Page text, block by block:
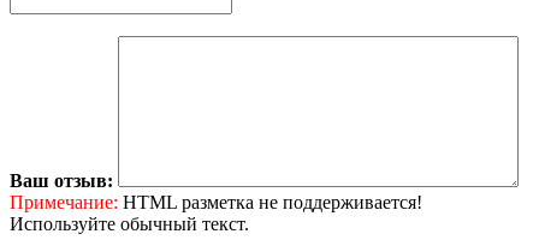
Ваш отзыв:
Примечание: HTML разметка не поддерживается!
Используйте обычный текст.